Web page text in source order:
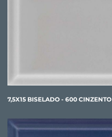
7,5X15 BISELADO - 600 CINZENTO